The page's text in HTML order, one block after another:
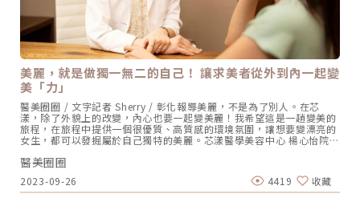
美麗，就是做獨一無二的自己！ 讓求美者從外到內一起變
美「力」
醫美圈圈 / 文字記者 Sherry / 彰化報導美麗，不是為了別人。在芯
漾，除了外貌上的改變，內心也要一起變美麗！我希望這是一趟變美的
旅程，在旅程中提供一個很優質、高質感的環境氛圍，讓想要變漂亮的
女生，都可以發掘屬於自己獨特的美麗。芯漾醫學美容中心 楊心怡院長
在熱鬧的彰化小鎮中，芯漾醫學美容中心，似乎是一個鶴立雞群的存
在。圖/芯漾皮膚科提供純樸的市容裡，坐落著一座有著五星級飯店般
高質感的醫美診所，讓人完全無法忽視它的存在，「獨一無二」，就像
院長楊心怡醫師對美的定義一樣。從環境氛圍到設備，提供顧客一個貼
心、專業又安心的旅程，甚至「有被寵愛的感覺」。一趟讓求美者變美
醫美圈圈
2023-09-26 4419 收藏